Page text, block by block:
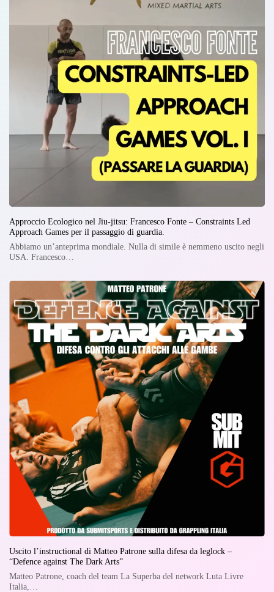
Approccio Ecologico nel Jiu-jitsu: Francesco Fonte – Constraints Led
Approach Games per il passaggio di guardia.
Abbiamo un’anteprima mondiale. Nulla di simile è nemmeno uscito negli
USA. Francesco…
Uscito l’instructional di Matteo Patrone sulla difesa da leglock –
“Defence against The Dark Arts”
Matteo Patrone, coach del team La Superba del network Luta Livre
Italia,…